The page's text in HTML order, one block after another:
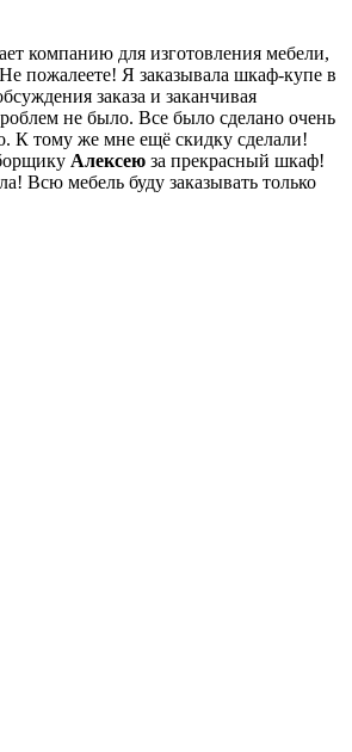
компанию для изготовления мебели,
пожалеете! Я заказывала шкаф-купе в
заказа и заканчивая
не было. Все было сделано очень
К тому же мне ещё скидку сделали!
Алексею за прекрасный шкаф!
Всю мебель буду заказывать только